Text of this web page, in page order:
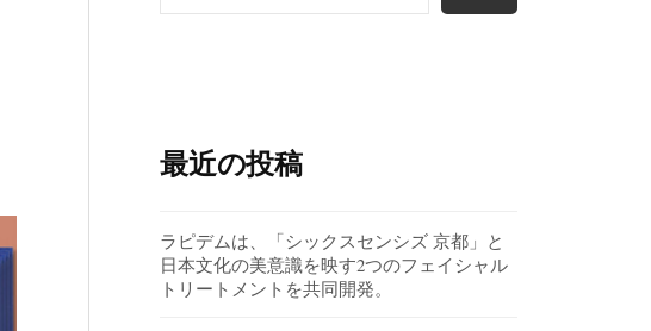
最近の投稿
ラピデムは、「シックスセンシズ 京都」と
日本文化の美意識を映す2つのフェイシャル
トリートメントを共同開発。